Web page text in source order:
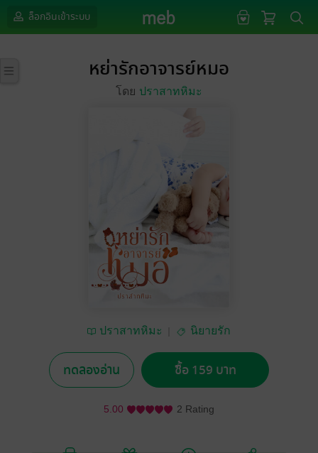
ล็อกอินเข้าระบบ
หย่ารักอาจารย์หมอ
โดย ปราสาทหิมะ
ปราสาทหิมะ นิยายรัก
ทดลองอ่าน ซื้อ 159 บาท
5.00 2 Rating